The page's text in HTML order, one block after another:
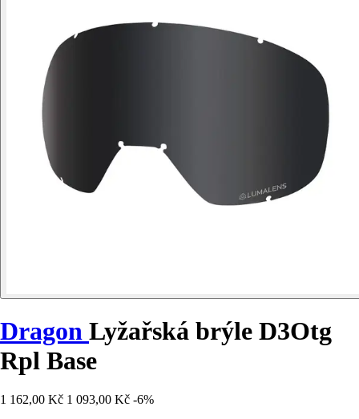
Dragon Lyžařská brýle D3Otg
Rpl Base
1 162,00 Kč 1 093,00 Kč -6%